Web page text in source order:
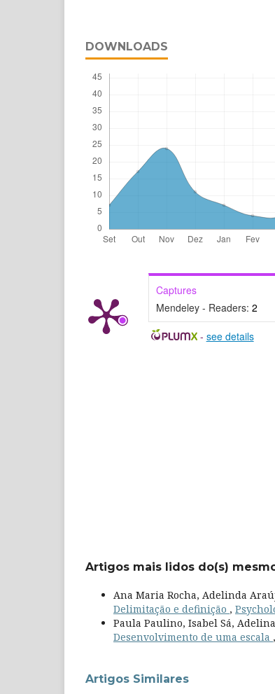
DOWNLOADS
Captures
Mendeley - Readers: 2
- see details
Artigos mais lidos do(s)
Ana Maria Rocha, Adelinda
Delimitação e definição ,
Paula Paulino, Isabel Sá,
Desenvolvimento de uma escala ,
Artigos Similares